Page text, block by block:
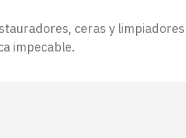
ceras y
impecable.